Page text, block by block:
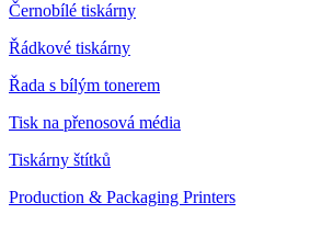
Černobílé tiskárny
Řádkové tiskárny
Řada s bílým tonerem
Tisk na přenosová média
Tiskárny štítků
Production & Packaging Printers